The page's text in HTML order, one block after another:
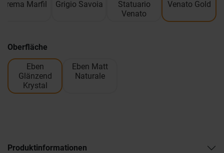
Crema Marfil Grigio Savoia
Statuario
Venato
Venato Gold
Oberfläche
Eben
Glänzend
Krystal
Eben Matt
Naturale
Produktinformationen